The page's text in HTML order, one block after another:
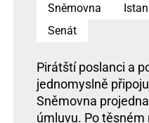
Sněmovna
Senát
Pirátští poslanci a
jednomyslně
Sněmovna
úmluvu. Po